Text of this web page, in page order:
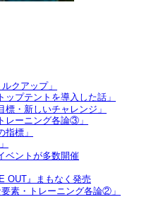
クアップ」
プテントを導入した話」
・新しいチャレンジ」
レーニング各論③」
標」
ベントが多数開催
OUT』まもなく発売
素・トレーニング各論②」